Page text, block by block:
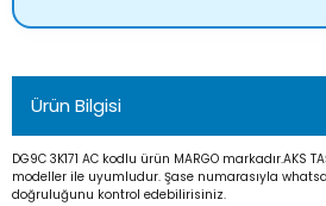
Ürün Bilgisi
DG9C 3K171 AC kodlu ürün MARGO markadır.AKS
modeller ile uyumludur. Şase numarasıyla
doğruluğunu kontrol edebilirisiniz.